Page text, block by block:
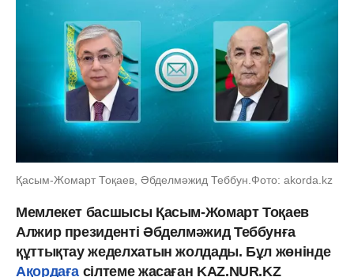
Қасым-Жомарт Тоқаев, Әбделмәжид Теббун.Фото: akorda.kz
Мемлекет басшысы Қасым-Жомарт Тоқаев
Алжир президенті Әбделмәжид Теббунға
құттықтау жеделхатын жолдады. Бұл жөнінде
Ақордаға сілтеме жасаған KAZ.NUR.KZ